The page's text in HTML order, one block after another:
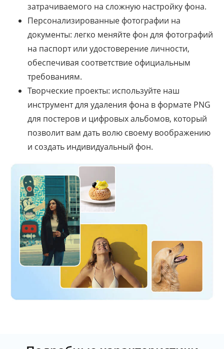
затрачиваемого на сложную настройку фона.
Персонализированные фотографии на
документы: легко меняйте фон для фотографий
на паспорт или удостоверение личности,
обеспечивая соответствие официальным
требованиям.
Творческие проекты: используйте наш
инструмент для удаления фона в формате PNG
для постеров и цифровых альбомов, который
позволит вам дать волю своему воображению
и создать индивидуальный фон.